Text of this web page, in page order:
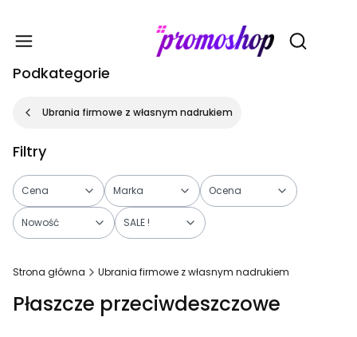
Otwórz
Podkategorie
Ubrania firmowe z własnym nadrukiem
Filtry
Cena Marka Ocena
Nowość SALE !
Strona główna Ubrania firmowe z własnym nadrukiem
Płaszcze przeciwdeszczowe